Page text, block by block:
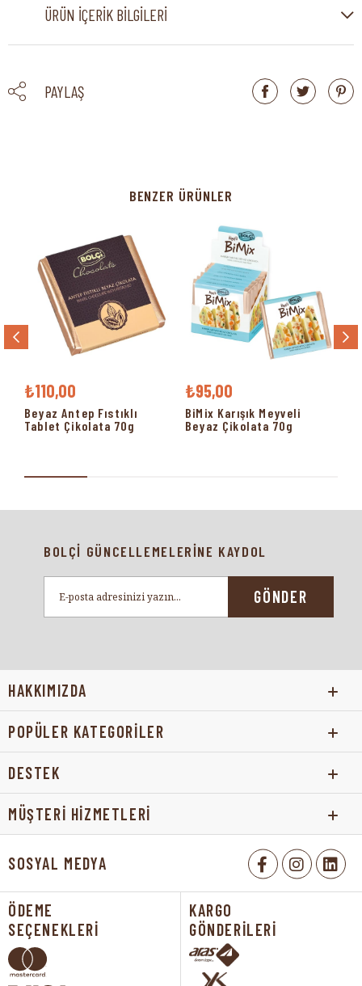
ÜRÜN İÇERIK BILGILERI
PAYLAŞ
BENZER ÜRÜNLER
₺110,00
Beyaz Antep Fıstıklı
Tablet Çikolata 70g
₺95,00
BiMix Karışık Meyveli
Beyaz Çikolata 70g
BOLÇİ GÜNCELLEMELERİNE KAYDOL
GÖNDER
HAKKIMIZDA
POPÜLER KATEGORİLER
DESTEK
MÜŞTERİ HİZMETLERİ
SOSYAL MEDYA
ÖDEME
SEÇENEKLERİ
KARGO
GÖNDERİLERİ